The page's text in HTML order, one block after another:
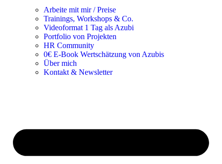
Arbeite mit mir / Preise
Trainings, Workshops & Co.
Videoformat 1 Tag als Azubi
Portfolio von Projekten
HR Community
0€ E-Book Wertschätzung von Azubis
Über mich
Kontakt & Newsletter